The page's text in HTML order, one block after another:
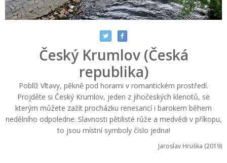
Český Krumlov (Česká
republika)
Poblíž Vltavy, pěkně pod horami v romantickém prostředí.
Projděte si Český Krumlov, jeden z jihočeských klenotů, se
kterým můžete zažít procházku renesancí i barokem během
nedělního odpoledne. Slavnosti pětilisté růže a medvědi v příkopu,
to jsou místní symboly číslo jedna!
Jaroslav Hruška (2019)